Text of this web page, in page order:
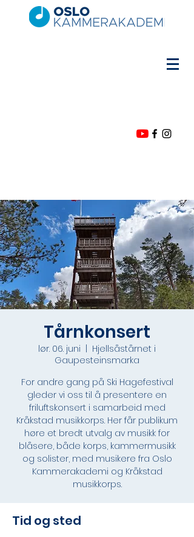
Tårnkonsert
lør. 06. juni
Hjellsåstårnet i
Gaupesteinsmarka
For andre gang på Ski Hagefestival
gleder vi oss til å presentere en
friluftskonsert i samarbeid med
Kråkstad musikkorps. Her får publikum
høre et bredt utvalg av musikk for
blåsere, både korps, kammermusikk
og solister, med musikere fra Oslo
Kammerakademi og Kråkstad
musikkorps.
Tid og sted